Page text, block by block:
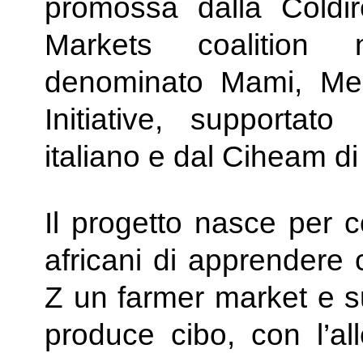
promossa dalla
Markets coalition
denominato Mami,
Initiative,
italiano e dal Ciheam
Il progetto nasce per
africani di apprendere
Z un farmer market e
produce cibo, con